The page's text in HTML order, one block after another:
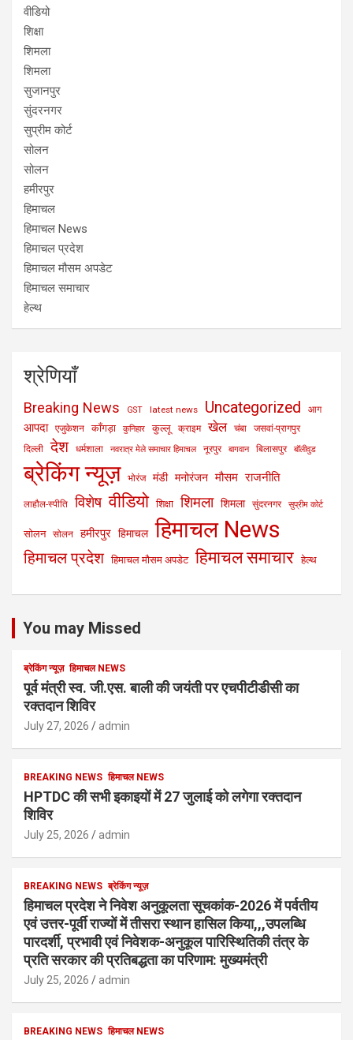
वीडियो
शिक्षा
शिमला
शिमला
सुजानपुर
सुंदरनगर
सुप्रीम कोर्ट
सोलन
सोलन
हमीरपुर
हिमाचल
हिमाचल News
हिमाचल प्रदेश
हिमाचल मौसम अपडेट
हिमाचल समाचार
हेल्थ
श्रेणियाँ
Breaking News GST latest news Uncategorized आग
आपदा एजुकेशन काँगड़ा कुनिहार कुल्लू क्राइम खेल चंबा
जसवां-प्रागपुर
दिल्ली
देश धर्मशाला नवरात्र मेले समाचार हिमाचल नूरपुर बागवान बिलासपुर बॉलीवुड
ब्रेकिंग न्यूज़ भोरंज मंडी मनोरंजन मौसम राजनीति
लाहौल-स्पीति विशेष वीडियो शिक्षा शिमला शिमला सुंदरनगर सुप्रीम कोर्ट
सोलन सोलन हमीरपुर हिमाचल हिमाचल News
हिमाचल प्रदेश हिमाचल मौसम अपडेट हिमाचल समाचार हेल्थ
You may Missed
ब्रेकिंग न्यूज़ हिमाचल NEWS
पूर्व मंत्री स्व. जी.एस. बाली की जयंती पर एचपीटीडीसी का
रक्तदान शिविर
July 27, 2026 admin
BREAKING NEWS हिमाचल NEWS
HPTDC की सभी इकाइयों में 27 जुलाई को लगेगा रक्तदान
शिविर
July 25, 2026 admin
BREAKING NEWS ब्रेकिंग न्यूज़
हिमाचल प्रदेश ने निवेश अनुकूलता सूचकांक-2026 में पर्वतीय
एवं उत्तर-पूर्वी राज्यों में तीसरा स्थान हासिल किया,,,उपलब्धि
पारदर्शी, प्रभावी एवं निवेशक-अनुकूल पारिस्थितिकी तंत्र के
प्रति सरकार की प्रतिबद्धता का परिणाम: मुख्यमंत्री
July 25, 2026 admin
BREAKING NEWS हिमाचल NEWS